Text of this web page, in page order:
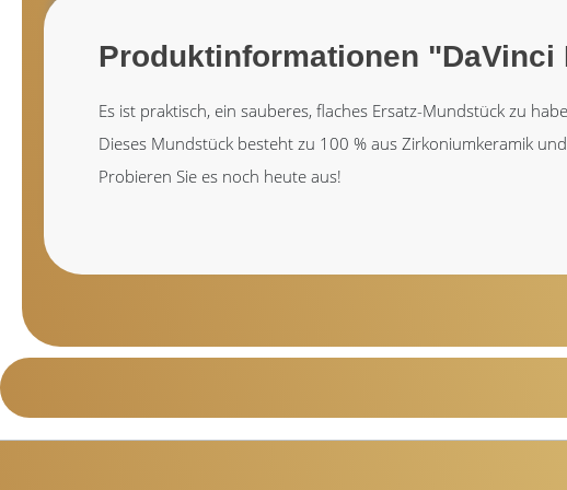
Produktinformationen "DaVinci
Es ist praktisch, ein sauberes, flaches Ersatz-Mundstück zu
Dieses Mundstück besteht zu 100 % aus Zirkoniumkeramik
Probieren Sie es noch heute aus!